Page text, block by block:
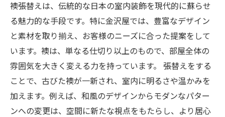
襖張替えは、伝統的な日本の室内装飾を現代的に蘇らせ
る魅力的な手段です。特に金沢屋では、豊富なデザイン
と素材を取り揃え、お客様のニーズに合った提案をして
います。襖は、単なる仕切り以上のもので、部屋全体の
雰囲気を大きく変える力を持っています。 張替えをする
ことで、古びた襖が一新され、室内に明るさや温かみを
加えます。例えば、和風のデザインからモダンなパター
ンへの変更は、空間に新たな視点をもたらし、より居心